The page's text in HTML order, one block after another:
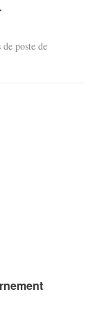
poste de